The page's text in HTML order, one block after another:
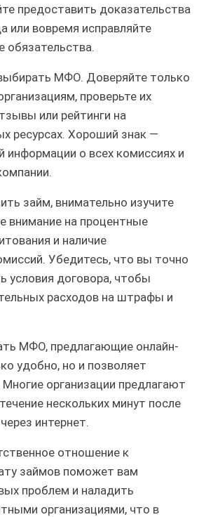
предоставить доказательства
или вовремя исправляйте
обязательства.
МФО. Доверяйте только
проверьте их
или рейтинги на
ресурсах. Хороший знак —
информации о всех комиссиях и
займ, внимательно изучите
внимание на процентные
и наличие
Убедитесь, что вы точно
условия договора, чтобы
расходов на штрафы и
МФО, предлагающие онлайн-
удобно, но и позволяет
организации предлагают
нескольких минут после
интернет.
отношение к
займов поможет вам
проблем и наладить
организациями, что в